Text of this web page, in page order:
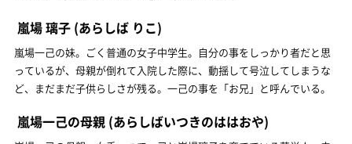
嵐場 璃子 (あらしば りこ)
嵐場一己の妹。ごく普通の女子中学生。自分の事をしっかり者だと思
っているが、母親が倒れて入院した際に、動揺して号泣してしまうな
ど、まだまだ子供らしさが残る。一己の事を「お兄」と呼んでいる。
嵐場一己の母親 (あらしばいつきのははおや)